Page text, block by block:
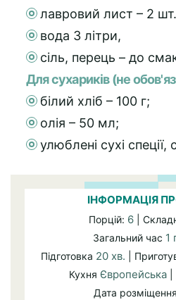
лавровий лист – 2
вода 3 літри,
сіль, перець – до
Для сухариків (не
білий хліб – 100 г;
олія – 50 мл;
улюблені сухі спеції,
ІНФОРМАЦІЯ
Порцій: 6 |
Загальний час 1
Підготовка 20 хв. |
Кухня Європейська
Дата розміщення